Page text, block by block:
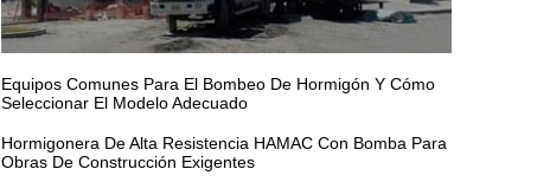
Equipos Comunes Para El Bombeo De Hormigón Y Cómo
Seleccionar El Modelo Adecuado
Hormigonera De Alta Resistencia HAMAC Con Bomba Para
Obras De Construcción Exigentes